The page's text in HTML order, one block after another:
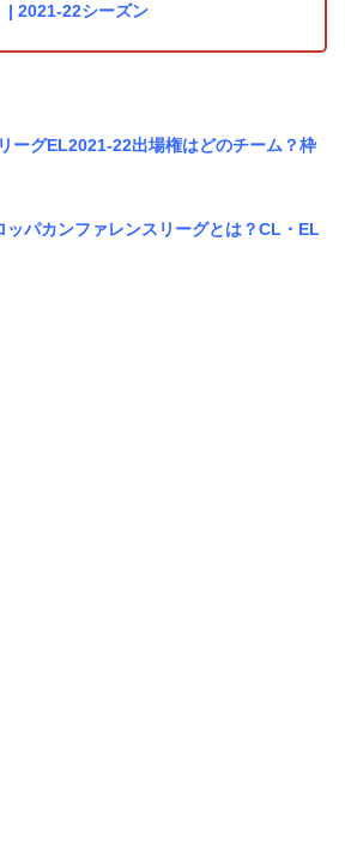
| 2021-22シーズン
ーグEL2021-22出場権はどのチーム？枠
ッパカンファレンスリーグとは？CL・EL